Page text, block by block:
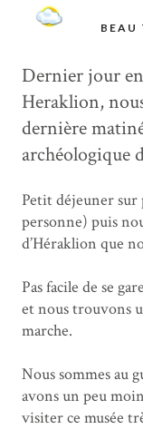
BEAU
Dernier jour
Heraklion,
dernière
archéologique
Petit déjeuner sur
personne) puis
d’Héraklion que
Pas facile de se
et nous trouvons
marche.
Nous sommes au
avons un peu
visiter ce musée